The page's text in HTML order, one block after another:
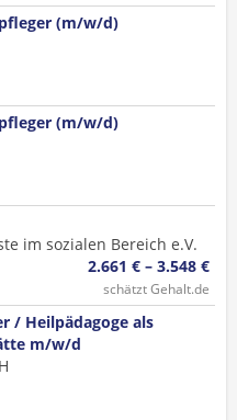
(m/w/d)
(m/w/d)
im sozialen Bereich e.V.
2.661 € – 3.548 €
schätzt Gehalt.de
/ Heilpädagoge als
m/w/d